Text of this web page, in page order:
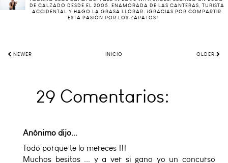
DE CALZADO DESDE EL 2005. ENAMORADA DE LAS CANTERAS, TURISTA
ACCIDENTAL Y HAGO LA GRASA LLORAR. ¡GRACIAS POR COMPARTIR
ESTA PASIÓN POR LOS ZAPATOS!
NEWER INICIO OLDER
29 Comentarios:
Anónimo dijo...
Todo porque te lo mereces !!!
Muchos besitos ... y a ver si gano yo un concurso